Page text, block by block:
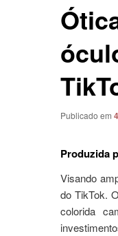
Publicado em
Produzida
Visando
do TikTok.
colorida